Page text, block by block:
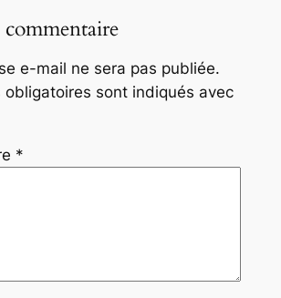
e-mail ne sera pas publiée.
obligatoires sont indiqués avec
*